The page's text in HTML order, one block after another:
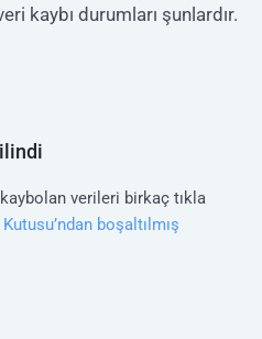
kaybı durumları şunlardır.
verileri birkaç tıkla
boşaltılmış